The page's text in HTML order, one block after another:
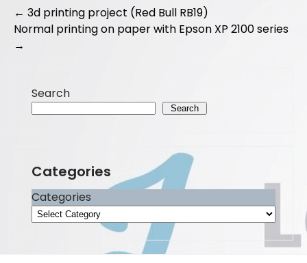
o
o
o
n
Post
navigation
← 3d printing project (Red Bull RB19)
Normal printing on paper with Epson XP 2100 series
→
Search
Search
Categories
Categories